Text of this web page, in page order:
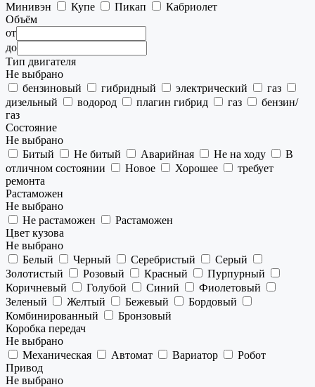
Минивэн
Купе Пикап
Кабриолет
Объём
от
до
Тип двигателя
Не выбрано
бензиновый
гибридный электрический
газ
дизельный
водород плагин гибрид газ
бензин/
газ
Состояние
Не выбрано
Битый
Не битый Аварийная Не на ходу
В
отличном состоянии
Новое Хорошее
требует
ремонта
Растаможен
Не выбрано
Не растаможен
Растаможен
Цвет кузова
Не выбрано
Белый
Черный Серебристый
Серый
Золотистый
Розовый Красный
Пурпурный
Коричневый
Голубой Синий
Фиолетовый
Зеленый
Желтый Бежевый
Бордовый
Комбинированный
Бронзовый
Коробка передач
Не выбрано
Механическая
Автомат Вариатор
Робот
Привод
Не выбрано